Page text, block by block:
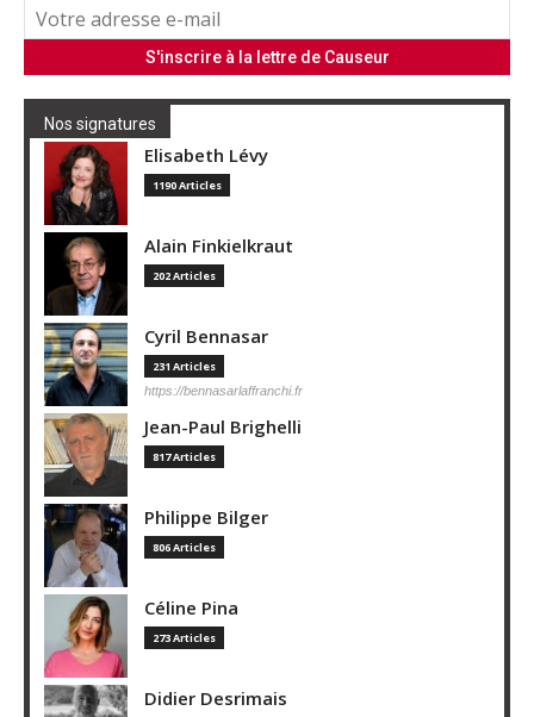
Nos signatures
Elisabeth Lévy
1190 Articles
Alain Finkielkraut
202 Articles
Cyril Bennasar
231 Articles
https://bennasarlaffranchi.fr
Jean-Paul Brighelli
817 Articles
Philippe Bilger
806 Articles
Céline Pina
273 Articles
Didier Desrimais